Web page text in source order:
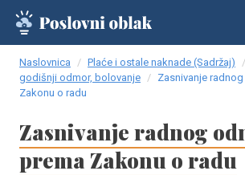
Naslovnica Plaće i ostale naknade (Sadržaj)
godišnji odmor, bolovanje
Zasnivanje
Zakonu o radu
Zasnivanje radnog
prema Zakonu o radu